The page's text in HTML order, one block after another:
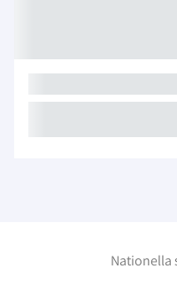
Nationella